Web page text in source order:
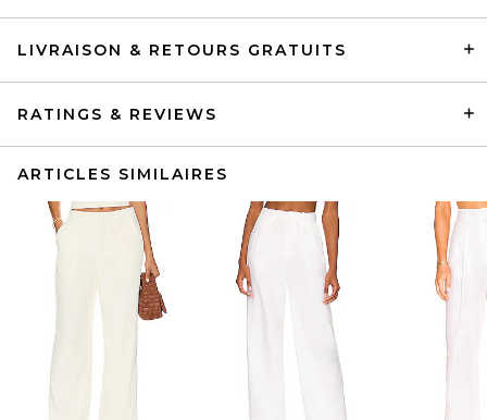
LIVRAISON & RETOURS GRATUITS
RATINGS & REVIEWS
ARTICLES SIMILAIRES